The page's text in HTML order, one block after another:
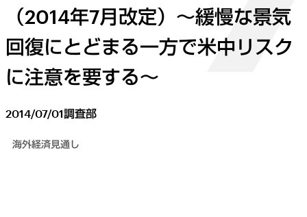
（2014年7月改定）～緩慢な景気
回復にとどまる一方で米中リスク
に注意を要する～
2014/07/01調査部
海外経済見通し